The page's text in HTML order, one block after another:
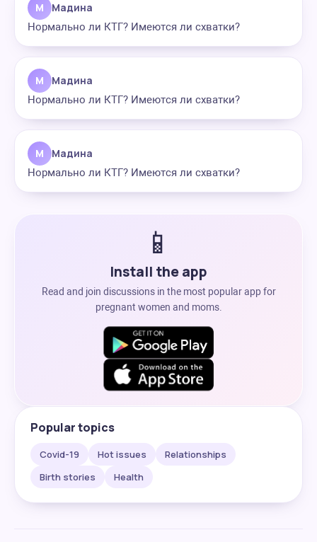
М Мадина
Нормально ли КТГ? Имеются ли схватки?
М Мадина
Нормально ли КТГ? Имеются ли схватки?
М Мадина
Нормально ли КТГ? Имеются ли схватки?
📱
Install the app
Read and join discussions in the most popular app for
pregnant women and moms.
Popular topics
Covid-19 Hot issues
Relationships
Birth stories
Health